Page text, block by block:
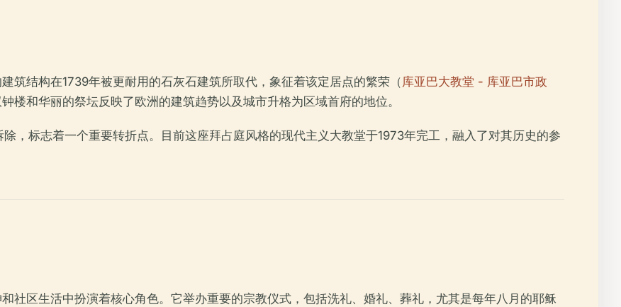
筑结构在1739年被更耐用的石灰石建筑所取代，象征着该定居点的繁荣（ 库亚巴大教堂 - 库亚巴市政
楼和华丽的祭坛反映了欧洲的建筑趋势以及城市升格为区域首府的地位。
，标志着一个重要转折点。目前这座拜占庭风格的现代主义大教堂于1973年完工，融入了对其历史的参
社区生活中扮演着核心角色。它举办重要的宗教仪式，包括洗礼、婚礼、葬礼，尤其是每年八月的耶稣